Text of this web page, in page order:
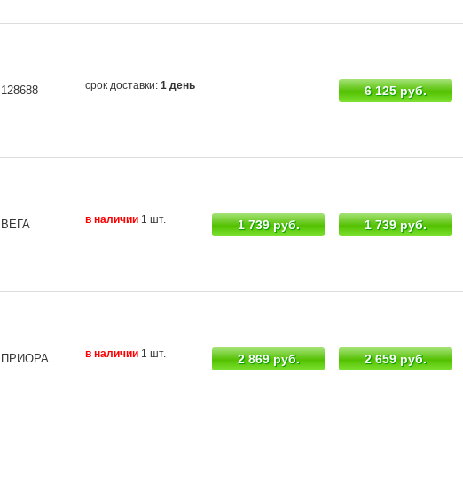
128688 срок доставки: 1 день 6 125 руб.
ВЕГА в наличии 1 шт. 1 739 руб. 1 739 руб.
ПРИОРА в наличии 1 шт. 2 869 руб. 2 659 руб.